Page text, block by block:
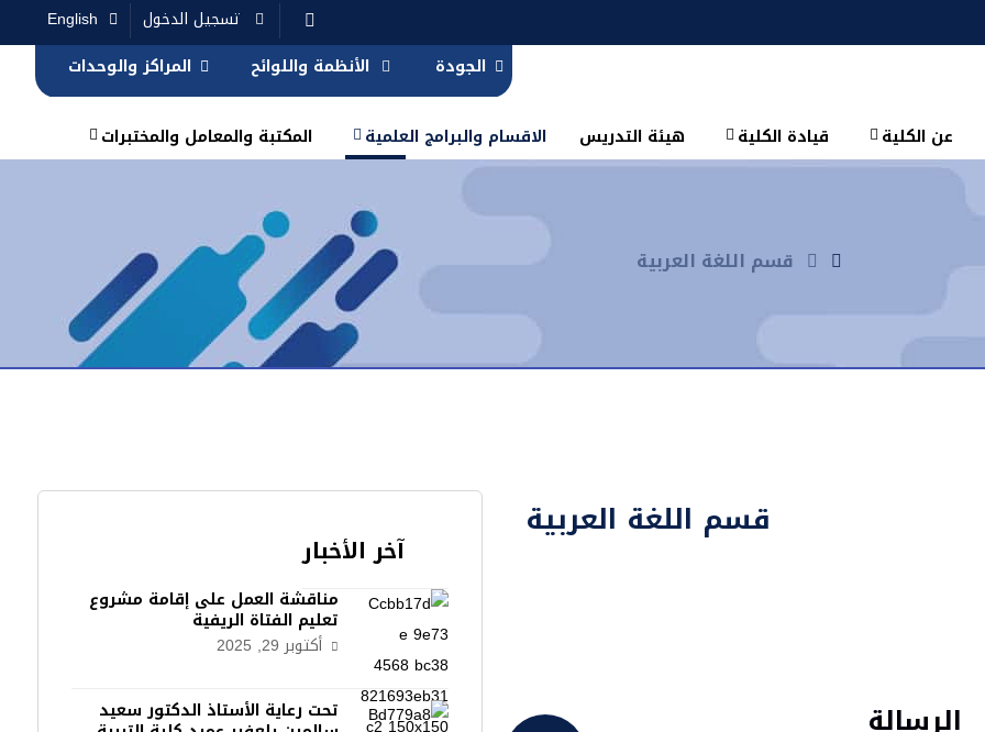
English
تسجيل الدخول
الجودة
الأنظمة واللوائح المراكز والوحدات
عن الكلية قيادة الكلية هيئة التدريس الاقسام والبرامج العلمية المكتبة والمعامل والمختبرات
قسم اللغة العربية
قسم اللغة العربية
الرسالة
آخر الأخبار
مناقشة العمل على إقامة مشروع
تعليم الفتاة الريفية
أكتوبر 29, 2025
تحت رعاية الأستاذ الدكتور سعيد